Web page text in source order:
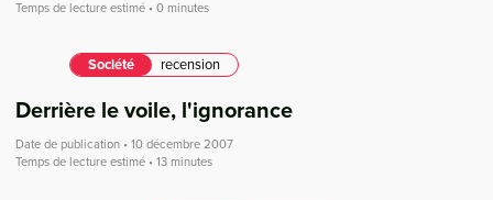
Temps de lecture estimé • 0 minutes
Société recension
Derrière le voile, l'ignorance
Date de publication • 10 décembre 2007
Temps de lecture estimé • 13 minutes